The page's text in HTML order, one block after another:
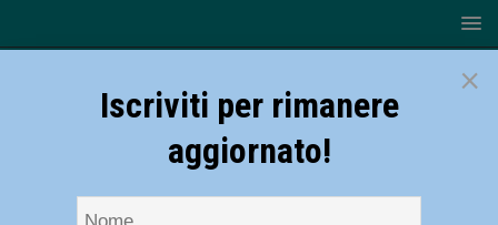
×
Iscriviti per rimanere
aggiornato!